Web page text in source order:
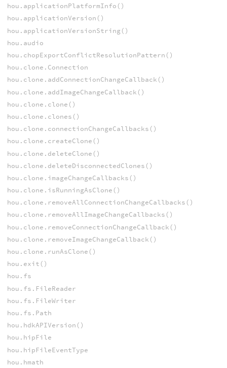
hou.applicationPlatformInfo()
hou.applicationVersion()
hou.applicationVersionString()
hou.audio
hou.chopExportConflictResolutionPattern()
hou.clone.Connection
hou.clone.addConnectionChangeCallback()
hou.clone.addImageChangeCallback()
hou.clone.clone()
hou.clone.clones()
hou.clone.connectionChangeCallbacks()
hou.clone.createClone()
hou.clone.deleteClone()
hou.clone.deleteDisconnectedClones()
hou.clone.imageChangeCallbacks()
hou.clone.isRunningAsClone()
hou.clone.removeAllConnectionChangeCallbacks()
hou.clone.removeAllImageChangeCallbacks()
hou.clone.removeConnectionChangeCallback()
hou.clone.removeImageChangeCallback()
hou.clone.runAsClone()
hou.exit()
hou.fs
hou.fs.FileReader
hou.fs.FileWriter
hou.fs.Path
hou.hdkAPIVersion()
hou.hipFile
hou.hipFileEventType
hou.hmath